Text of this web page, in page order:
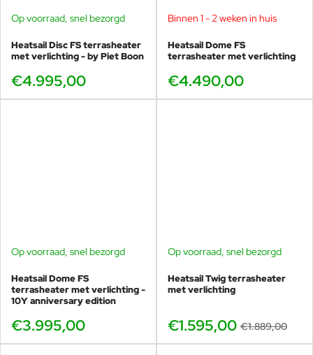
Op voorraad, snel bezorgd
Heatsail Disc FS terrasheater
met verlichting - by Piet Boon
€4.995,00
Binnen 1 - 2 weken in huis
Heatsail Dome FS
terrasheater met verlichting
€4.490,00
Op voorraad, snel bezorgd
Heatsail Dome FS
terrasheater met verlichting -
10Y anniversary edition
€3.995,00
-16%
Op voorraad, snel bezorgd
Heatsail Twig terrasheater
met verlichting
€1.595,00 €1.889,00